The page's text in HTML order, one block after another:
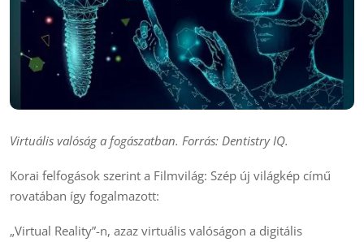
Virtuális valóság a fogászatban. Forrás: Dentistry IQ.
Korai felfogások szerint a Filmvilág: Szép új világkép című
rovatában így fogalmazott:
„Virtual Reality”-n, azaz virtuális valóságon a digitális